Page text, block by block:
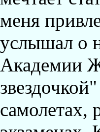
меня
услышал о
Академии
самолетах,